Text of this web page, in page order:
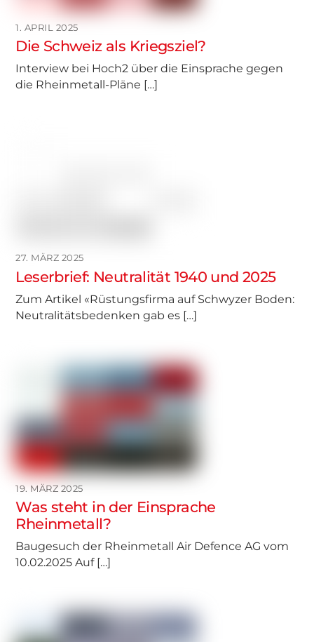
1. APRIL 2025
Die Schweiz als Kriegsziel?
Interview bei Hoch2 über die Einsprache gegen
die Rheinmetall-Pläne […]
27. MÄRZ 2025
Leserbrief: Neutralität 1940 und 2025
Zum Artikel «Rüstungsfirma auf Schwyzer Boden:
Neutralitätsbedenken gab es […]
19. MÄRZ 2025
Was steht in der Einsprache
Rheinmetall?
Baugesuch der Rheinmetall Air Defence AG vom
10.02.2025 Auf […]